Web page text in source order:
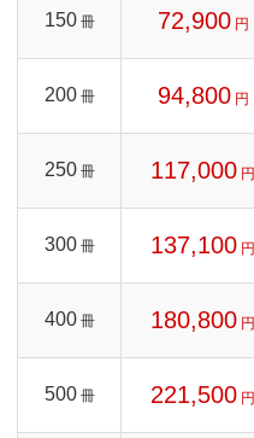
150 冊 72,900 円
200 冊 94,800 円
250 冊 117,000 円
300 冊 137,100 円
400 冊 180,800 円
500 冊 221,500 円